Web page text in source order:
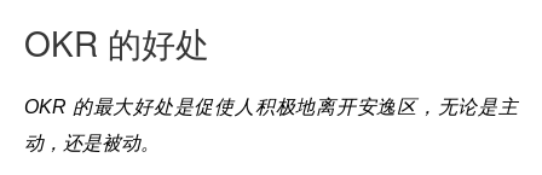
OKR 的好处
OKR 的最大好处是促使人积极地离开安逸区，无论是主
动，还是被动。